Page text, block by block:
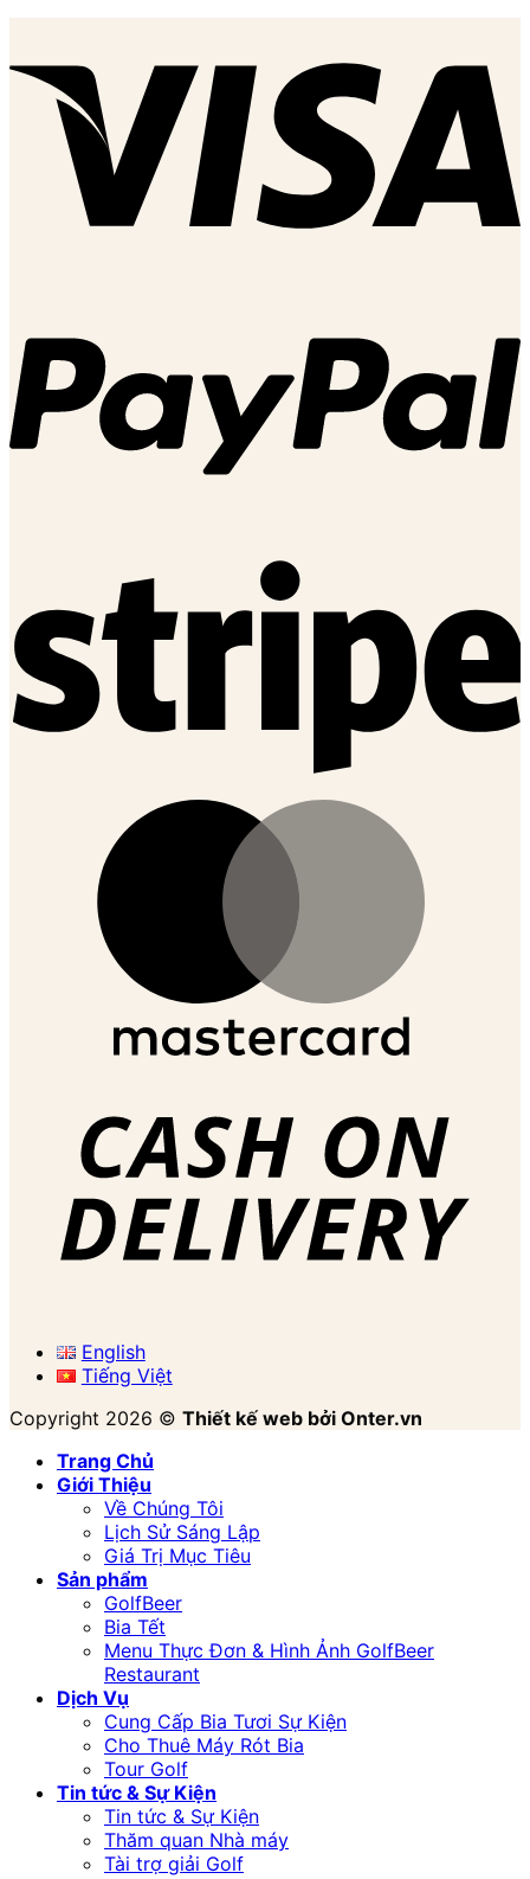
English
Tiếng Việt
Copyright 2026 © Thiết kế web bởi Onter.vn
Trang Chủ
Giới Thiệu
Về Chúng Tôi
Lịch Sử Sáng Lập
Giá Trị Mục Tiêu
Sản phẩm
GolfBeer
Bia Tết
Menu Thực Đơn & Hình Ảnh GolfBeer
Restaurant
Dịch Vụ
Cung Cấp Bia Tươi Sự Kiện
Cho Thuê Máy Rót Bia
Tour Golf
Tin tức & Sự Kiện
Tin tức & Sự Kiện
Thăm quan Nhà máy
Tài trợ giải Golf